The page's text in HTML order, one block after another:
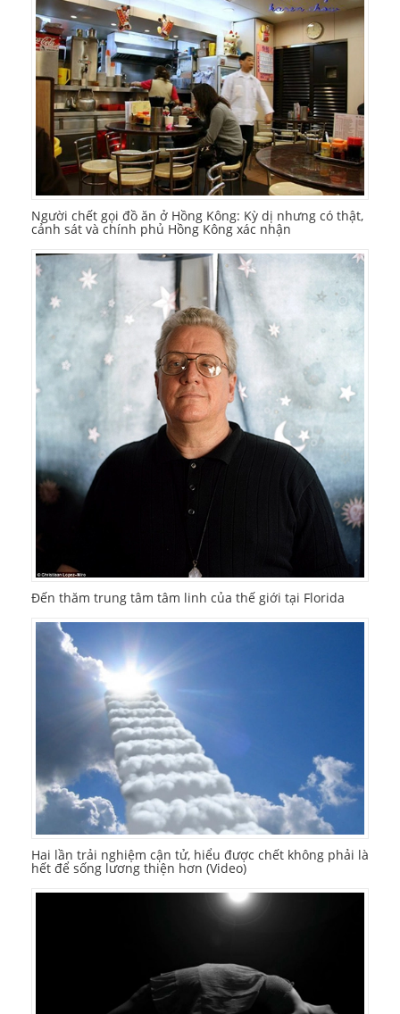
Người chết gọi đồ ăn ở Hồng Kông: Kỳ dị nhưng có thật,
cảnh sát và chính phủ Hồng Kông xác nhận
Đến thăm trung tâm tâm linh của thế giới tại Florida
Hai lần trải nghiệm cận tử, hiểu được chết không phải là
hết để sống lương thiện hơn (Video)